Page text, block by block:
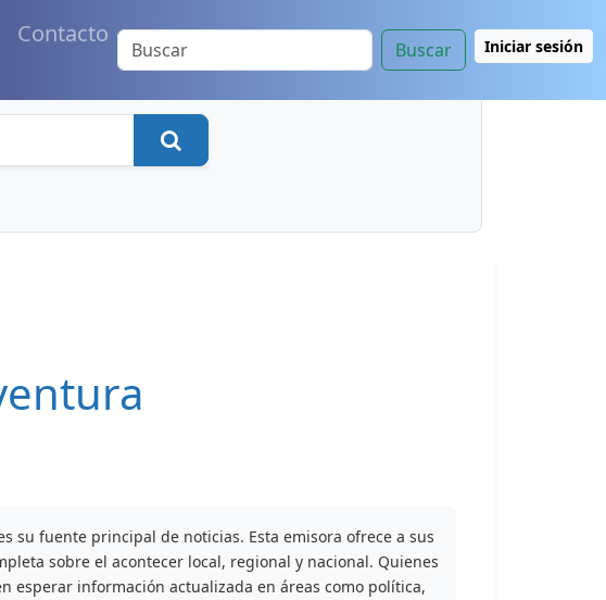
Contacto
Buscar Iniciar sesión
su fuente principal de noticias. Esta emisora ofrece a sus
sobre el acontecer local, regional y nacional. Quienes
esperar información actualizada en áreas como política,